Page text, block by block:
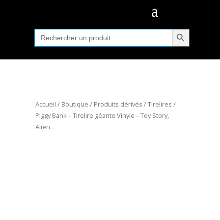
Search
for:
Search Button
Accueil / Boutique / Produits dérivés /Tirelires /
Piggy Bank – Tirelire géante Vinyle – Toy Story,
Alien